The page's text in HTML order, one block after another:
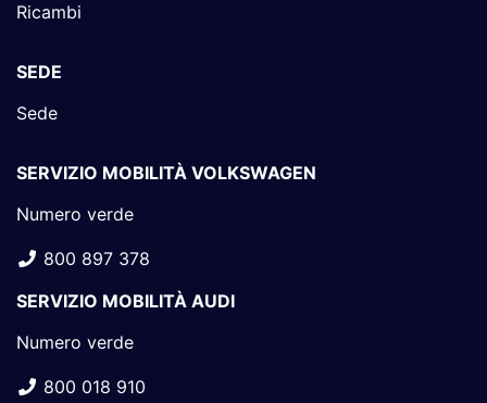
Ricambi
SEDE
Sede
SERVIZIO MOBILITÀ VOLKSWAGEN
Numero verde
800 897 378
SERVIZIO MOBILITÀ AUDI
Numero verde
800 018 910